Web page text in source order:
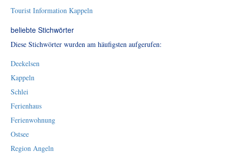
Tourist Information Kappeln
beliebte Stichwörter
Diese Stichwörter wurden am häufigsten aufgerufen:
Deekelsen
Kappeln
Schlei
Ferienhaus
Ferienwohnung
Ostsee
Region Angeln